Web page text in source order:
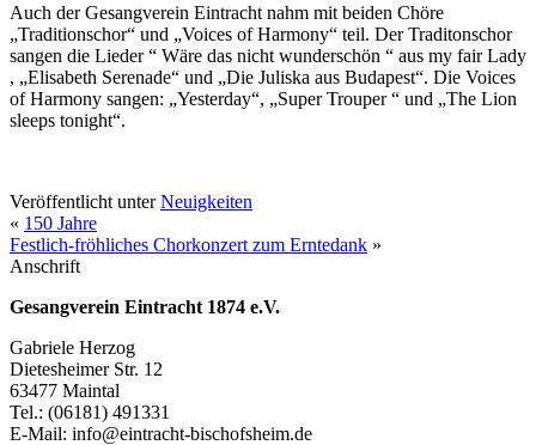
Auch der Gesangverein Eintracht nahm mit beiden Chöre
„Traditionschor“ und „Voices of Harmony“ teil. Der Traditonschor
sangen die Lieder “ Wäre das nicht wunderschön “ aus my fair Lady
, „Elisabeth Serenade“ und „Die Juliska aus Budapest“. Die Voices
of Harmony sangen: „Yesterday“, „Super Trouper “ und „The Lion
sleeps tonight“.
Veröffentlicht unter Neuigkeiten
« 150 Jahre
Festlich-fröhliches Chorkonzert zum Erntedank »
Anschrift
Gesangverein Eintracht 1874 e.V.
Gabriele Herzog
Dietesheimer Str. 12
63477 Maintal
Tel.: (06181) 491331
E-Mail: info@eintracht-bischofsheim.de